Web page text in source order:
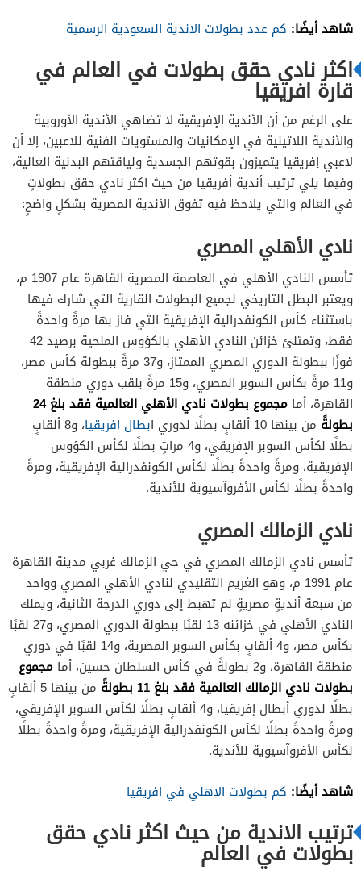
شاهد أيضًا: كم عدد بطولات الاندية السعودية الرسمية
اكثر نادي حقق بطولات في العالم في
قارة افريقيا
على الرغم من أن الأندية الإفريقية لا تضاهي الأندية الأوروبية
والأندية اللاتينية في الإمكانيات والمستويات الفنية للاعبين، إلا أن
لاعبي إفريقيا يتميزون بقوتهم الجسدية ولياقتهم البدنية العالية،
وفيما يلي ترتيب أندية أفريقيا من حيث اكثر نادي حقق بطولاتٍ
في العالم والتي يلاحظ فيه تفوق الأندية المصرية بشكلٍ واضحٍ:
نادي الأهلي المصري
تأسس النادي الأهلي في العاصمة المصرية القاهرة عام 1907 م،
ويعتبر البطل التاريخي لجميع البطولات القارية التي شارك فيها
باستثناء كأس الكونفدرالية الإفريقية التي فاز بها مرةً واحدةً
فقط، وتمتلئ خزائن النادي الأهلي بالكؤوس الملحية برصيد 42
فوزًا ببطولة الدوري المصري الممتاز، و37 مرةً ببطولة كأس مصر،
و11 مرةً بكأس السوبر المصري، و15 مرةً بلقب دوري منطقة
القاهرة، أما مجموع بطولات نادي الأهلي
العالمية فقد بلغ 24
بطولةً من بينها 10 ألقابٍ بطلًا لدوري ا بطال افريقيا
، و8 ألقابٍ
بطلًا لكأس السوبر الإفريقي، و4 مراتٍ بطلًا لكأس الكؤوس
الإفريقية، ومرةً واحدةً بطلًا لكأس الكونفدرالية الإفريقية، ومرةً
واحدةً بطلًا لكأس الأفروآسيوية للأندية.
نادي الزمالك المصري
تأسس نادي الزمالك المصري في حي الزمالك غربي مدينة القاهرة
عام 1991 م، وهو الغريم التقليدي لنادي الأهلي المصري وواحد
من سبعة أنديةٍ مصريةٍ لم تهبط إلى دوري الدرجة الثانية، ويملك
النادي الأهلي في خزائنه 13 لقبًا ببطولة الدوري المصري، و27 لقبًا
بكأس مصر، و4 ألقابٍ بكأس السوبر المصرية، و14 لقبًا في دوري
منطقة القاهرة، و2 بطولةً في كأس السلطان حسين، أما
مجموع
بطولات نادي الزمالك العالمية فقد بلغ 11 بطولةً
من بينها 5 ألقابٍ
بطلًا لدوري أبطال إفريقيا، و4 ألقابٍ بطلًا لكأس السوبر الإفريقي،
ومرةً واحدةً بطلًا لكأس الكونفدرالية الإفريقية، ومرةً واحدةً بطلًا
لكأس الأفروآسيوية للأندية.
شاهد أيضًا: كم بطولات الاهلي في افريقيا
ترتيب الاندية من حيث اكثر نادي حقق
بطولات في العالم